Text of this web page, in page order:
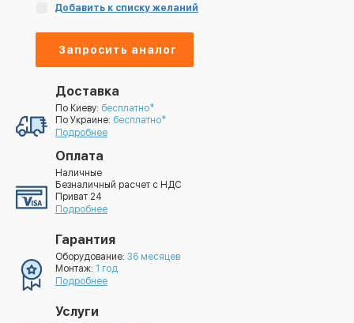
Добавить к списку желаний
Запросить аналог
Доставка
По Киеву: бесплатно*
По Украине: бесплатно*
Подробнее
Оплата
Наличные
Безналичный расчет с НДС
Приват 24
Подробнее
Гарантия
Оборудование: 36 месяцев
Монтаж: 1 год
Подробнее
Услуги